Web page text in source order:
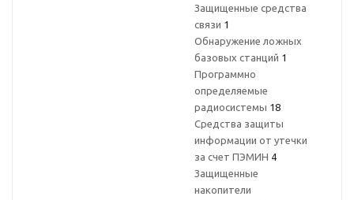
Защищенные средства
связи 1
Обнаружение ложных
базовых станций 1
Программно
определяемые
радиосистемы 18
Средствa защиты
информации от утечки
за счет ПЭМИН 4
Защищенные
накопители